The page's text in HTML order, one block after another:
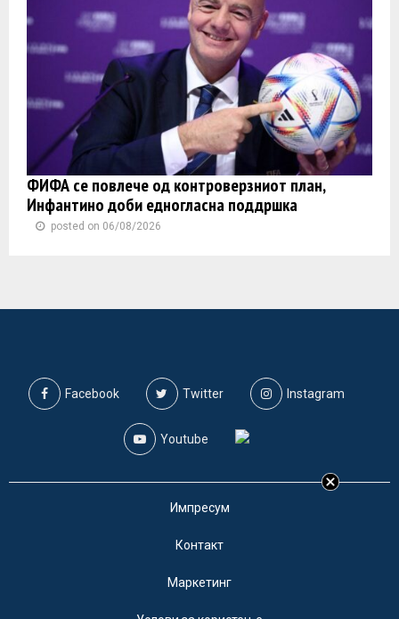
ФИФА се повлече од контроверзниот план,
Инфантино доби едногласна поддршка
posted on 06/08/2026
Facebook Twitter Instagram
Youtube
Импресум
Контакт
Маркетинг